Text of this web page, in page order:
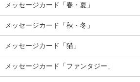
メッセージカード「春・夏」
メッセージカード「秋・冬」
メッセージカード「猫」
メッセージカード「ファンタジー」